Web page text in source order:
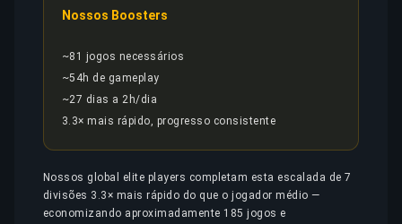
Nossos Boosters
~81 jogos necessários
~54h de gameplay
~27 dias a 2h/dia
3.3× mais rápido, progresso consistente
Nossos global elite players completam esta escalada de 7
divisões 3.3× mais rápido do que o jogador médio —
economizando aproximadamente 185 jogos e